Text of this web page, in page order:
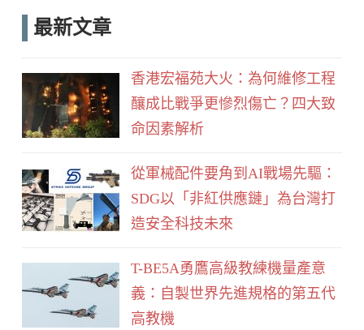
c
o
k
e
最新文章
香港宏福苑大火：為何維修工程
釀成比戰爭更慘烈傷亡？四大致
命因素解析
從軍械配件要角到AI戰場先驅：
SDG以「非紅供應鏈」為台灣打
造安全科技未來
T-BE5A勇鷹高級教練機量產意
義：自製世界先進規格的第五代
高教機